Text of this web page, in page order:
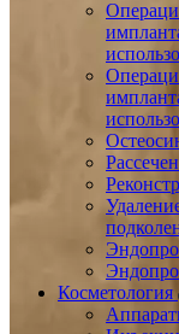
Косметология